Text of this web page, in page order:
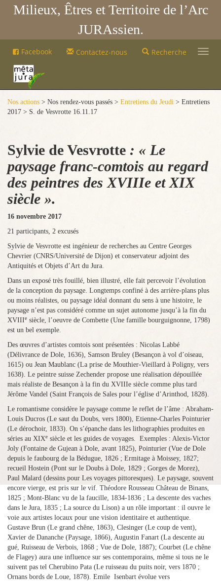
Milieux, Êtres et Territoire de l’Arc
JURAssien.
Jura Facebook Contactez-nous Recherche
Mêta-
Nos actions > Nos rendez-vous passés > Entretiens du Jeudi > Entretiens
2017 > S. de Vesvrotte 16.11.17
Sylvie de Vesvrotte : « Le
paysage franc-comtois au regard
des peintres des XVIIIe et XIX
siècle ».
16 novembre 2017
21 participants, 2 excusés
Sylvie de Vesvrotte est ingénieur de recherches au Centre Georges
Chevrier (CNRS/Université de Dijon) et conservateur adjoint des
Antiquités et Objets d’Art du Jura.
Dans un exposé très fouillé, bien illustré, elle fait percevoir l’évolution
de la conception du paysage. Longtemps confiné à des arrière-plans plus
ou moins réalistes, ou paysage idéal donnant du sens à une histoire, le
paysage n’est pas considéré comme un sujet autonome jusqu’à la fin du
XVIIIe siècle, l’oeuvre de Combette (Une famille bourguignonne, 1798)
est un bel exemple.
Des œuvres d’artistes comtois sont présentées : Nicolas Labbé
(Délivrance de Dole, 1636), Samson Bruley (Besançon à vol d’oiseau,
1615) ou Jean Maublanc (La prise de Mouthier-Vieillard à Poligny, vers
1638). Le peintre suisse Zechender propose une réalisation dépouillée
mais réaliste de Besançon à la fin du XVIIIe siècle comme plus tard
Jérôme Vandel (Saint François de Sales pour l’église d’Arinthod, 1828).
Le romantisme considère le paysage comme le reflet de l’âme : Abraham-
Louis Ducros (Le saut du Doubs, vers 1800), Etienne-Charles Pointurier
(Le dérochoir, 1833). On s’épanche dans les lithographies produites en
séries au XIXe siècle et les guides de voyages. Exemples : Alexis-Victor
Joly (Fontaine de Gujean à Dole, avant 1825), Pointurier (Vue de Dole
depuis le faubourg de la Bédugue, 1826 ; Ermitage à Moissey, 1827;
recueil Hostein (Pont sur le Doubs à Dole, 1829 ; Gorges de Morez),
Paul Malard (dessins pour Les voyages pittoresques). Le paysage, souvent
encore vierge, est pris sur le vif. Théodore Rousseau Château de Binans,
1825 ; Mont-Blanc vu de la faucille, 1834-1836 ; La descente des vaches
dans le Jura, 1835 ; La source du Lison) a un rôle important : il ouvre le
voie aux artistes locaux pour une vision identitaire et authentique.
Gustave Brun (Le grand chêne, 1863), Clesinger (Le coup de vent),
Xavier de Dananche (Paysage, 1866), Augustin Fanart (La descente au
gué, Ruisseau de Verbois, 1868 ; Vue de Dole, 1887); Courbet (Le chêne
de Flagey) aura une influence sur ses contemporains, même si tous ne le
suivent pas tel Cherubino Pata (Le ruisseau du puits noir, vers 1870 ;
Ornans bords de Loue, 1878). Emile Isenbart évolue vers